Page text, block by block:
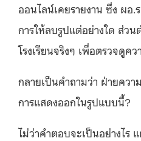
ออนไลน์เคยรายงาน ซึ่ง ผอ.
การให้ลบรูปแต่อย่างใด ส่วน
โรงเรียนจริงๆ เพื่อตรวจดูคว
กลายเป็นคำถามว่า ฝ่ายควา
การแสดงออกในรูปแบบนี้?
ไม่ว่าคำตอบจะเป็นอย่างไร